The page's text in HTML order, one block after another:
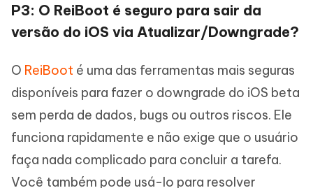
P3: O ReiBoot é seguro para sair da
versão do iOS via Atualizar/Downgrade?
O ReiBoot é uma das ferramentas mais seguras
disponíveis para fazer o downgrade do iOS beta
sem perda de dados, bugs ou outros riscos. Ele
funciona rapidamente e não exige que o usuário
faça nada complicado para concluir a tarefa.
Você também pode usá-lo para resolver